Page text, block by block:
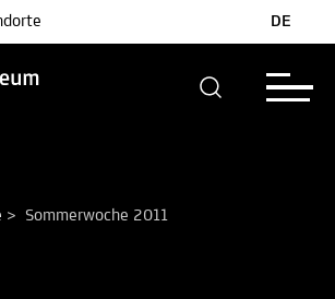
DE
> Sommerwoche 2011